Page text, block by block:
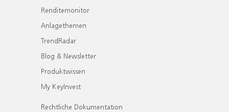
Renditemonitor
Anlagethemen
TrendRadar
Blog & Newsletter
Produktwissen
My KeyInvest
Rechtliche Dokumentation